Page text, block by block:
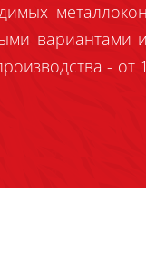
вариантами
- от